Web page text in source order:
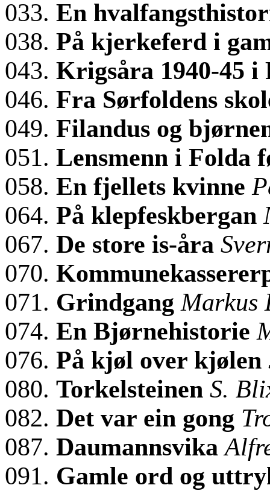
033. En
038. På kjerkeferd i
043. Krigsåra 1940-45 i
046. Fra Sørfoldens
049. Filandus og
051. Lensmenn i Folda
058. En fjellets kvinne
064. På klepfeskbergan
067. De store is-åra
070.
071. GrindgangMarkus
074. En Bjørnehistorie
076. På kjøl over kjølen
080. Torkelsteinen S.
082. Det var ein gong
087. Daumannsvika
091. Gamle ord og